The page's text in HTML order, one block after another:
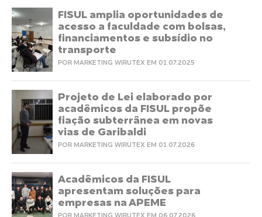
FISUL amplia oportunidades de
acesso a faculdade com bolsas,
financiamentos e subsídio no
transporte
POR MARKETING WIRUTEX EM 01.07.2025
Projeto de Lei elaborado por
acadêmicos da FISUL propõe
fiação subterrânea em novas
vias de Garibaldi
POR MARKETING WIRUTEX EM 01.07.2026
Acadêmicos da FISUL
apresentam soluções para
empresas na APEME